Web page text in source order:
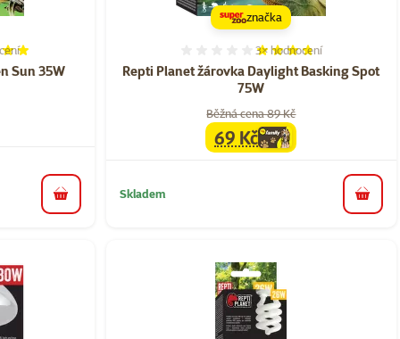
Sun 35W
100%, počet hodnocení: 1
do košíku
Repti Planet žárovka Daylight Basking Spot
75W
Hodnocení 73%, počet
3× hodnocení
Běžná cena 89 Kč
familycena
69 Kč
značka
Skladem do